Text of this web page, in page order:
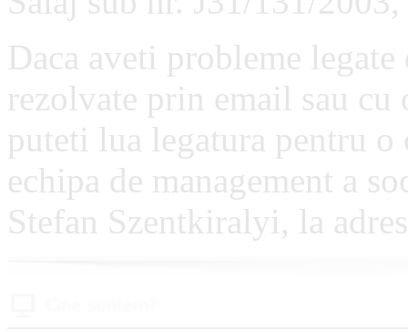
Daca aveti probleme
rezolvate prin email sau cu
puteti lua legatura pentru
echipa de management a
Stefan Szentkiralyi, la